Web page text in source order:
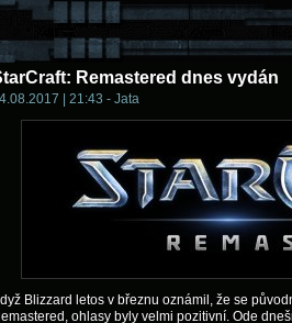
Remastered dnes vydán
| 21:43 - Jata
Blizzard letos v březnu oznámil, že se
ohlasy byly velmi pozitivní. Ode